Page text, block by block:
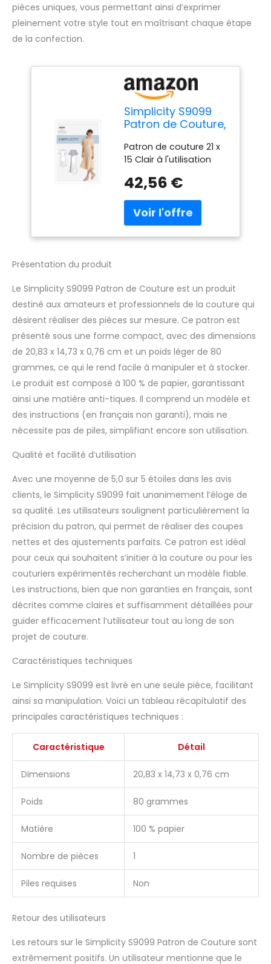
pièces uniques, vous permettant ainsi d’exprimer
pleinement votre style tout en maîtrisant chaque étape
de la confection.
Simplicity S9099
Patron de Couture,
(6-8-10-12-14)
Patron de couture 21 x
15 Clair à l'utilisation
42,56 €
Présentation du produit
Le Simplicity S9099 Patron de Couture est un produit
destiné aux amateurs et professionnels de la couture qui
désirent réaliser des pièces sur mesure. Ce patron est
présenté sous une forme compact, avec des dimensions
de 20,83 x 14,73 x 0,76 cm et un poids léger de 80
grammes, ce qui le rend facile à manipuler et à stocker.
Le produit est composé à 100 % de papier, garantissant
ainsi une matière anti-tiques. Il comprend un modèle et
des instructions (en français non garanti), mais ne
nécessite pas de piles, simplifiant encore son utilisation.
Qualité et facilité d’utilisation
Avec une moyenne de 5,0 sur 5 étoiles dans les avis
clients, le Simplicity S9099 fait unanimement l’éloge de
sa qualité. Les utilisateurs soulignent particulièrement la
précision du patron, qui permet de réaliser des coupes
nettes et des ajustements parfaits. Ce patron est idéal
pour ceux qui souhaitent s’initier à la couture ou pour les
couturiers expérimentés recherchant un modèle fiable.
Les instructions, bien que non garanties en français, sont
décrites comme claires et suffisamment détaillées pour
guider efficacement l’utilisateur tout au long de son
projet de couture.
Caractéristiques techniques
Le Simplicity S9099 est livré en une seule pièce, facilitant
ainsi sa manipulation. Voici un tableau récapitulatif des
principales caractéristiques techniques :
Caractéristique Détail
Dimensions 20,83 x 14,73 x 0,76 cm
Poids 80 grammes
Matière 100 % papier
Nombre de pièces 1
Piles requises Non
Retour des utilisateurs
Les retours sur le Simplicity S9099 Patron de Couture sont
extrêmement positifs. Un utilisateur mentionne que le